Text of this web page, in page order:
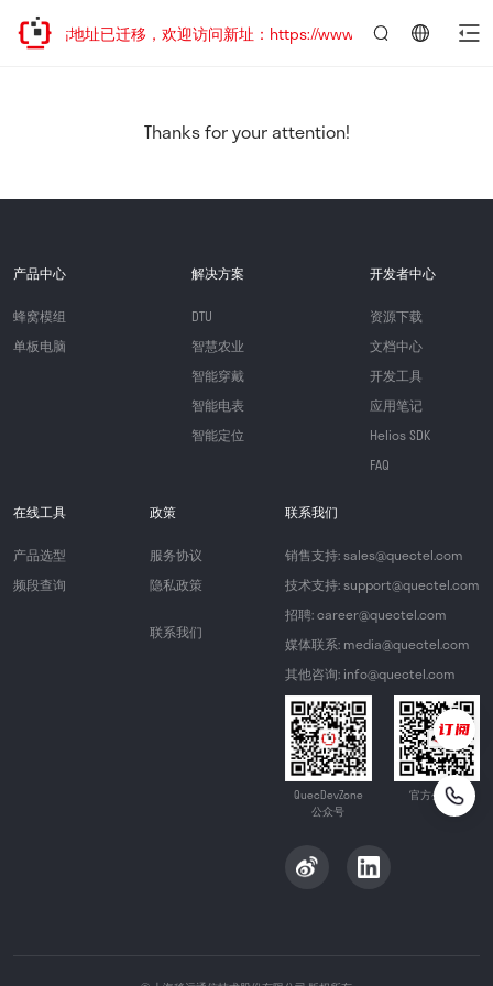
网站地址已迁移，欢迎访问新址：https://www.quectel.com.cn
Thanks for your attention!
产品中心
蜂窝模组
单板电脑
解决方案
DTU
智慧农业
智能穿戴
智能电表
智能定位
开发者中心
资源下载
文档中心
开发工具
应用笔记
Helios SDK
FAQ
在线工具
产品选型
频段查询
政策
服务协议
隐私政策
联系我们
联系我们
销售支持: sales@quectel.com
技术支持: support@quectel.com
招聘: career@quectel.com
媒体联系: media@quectel.com
其他咨询: info@quectel.com
QuecDevZone
公众号
官方公众号